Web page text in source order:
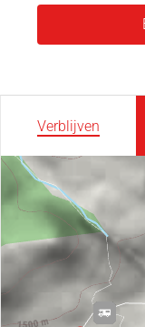
Verblijven